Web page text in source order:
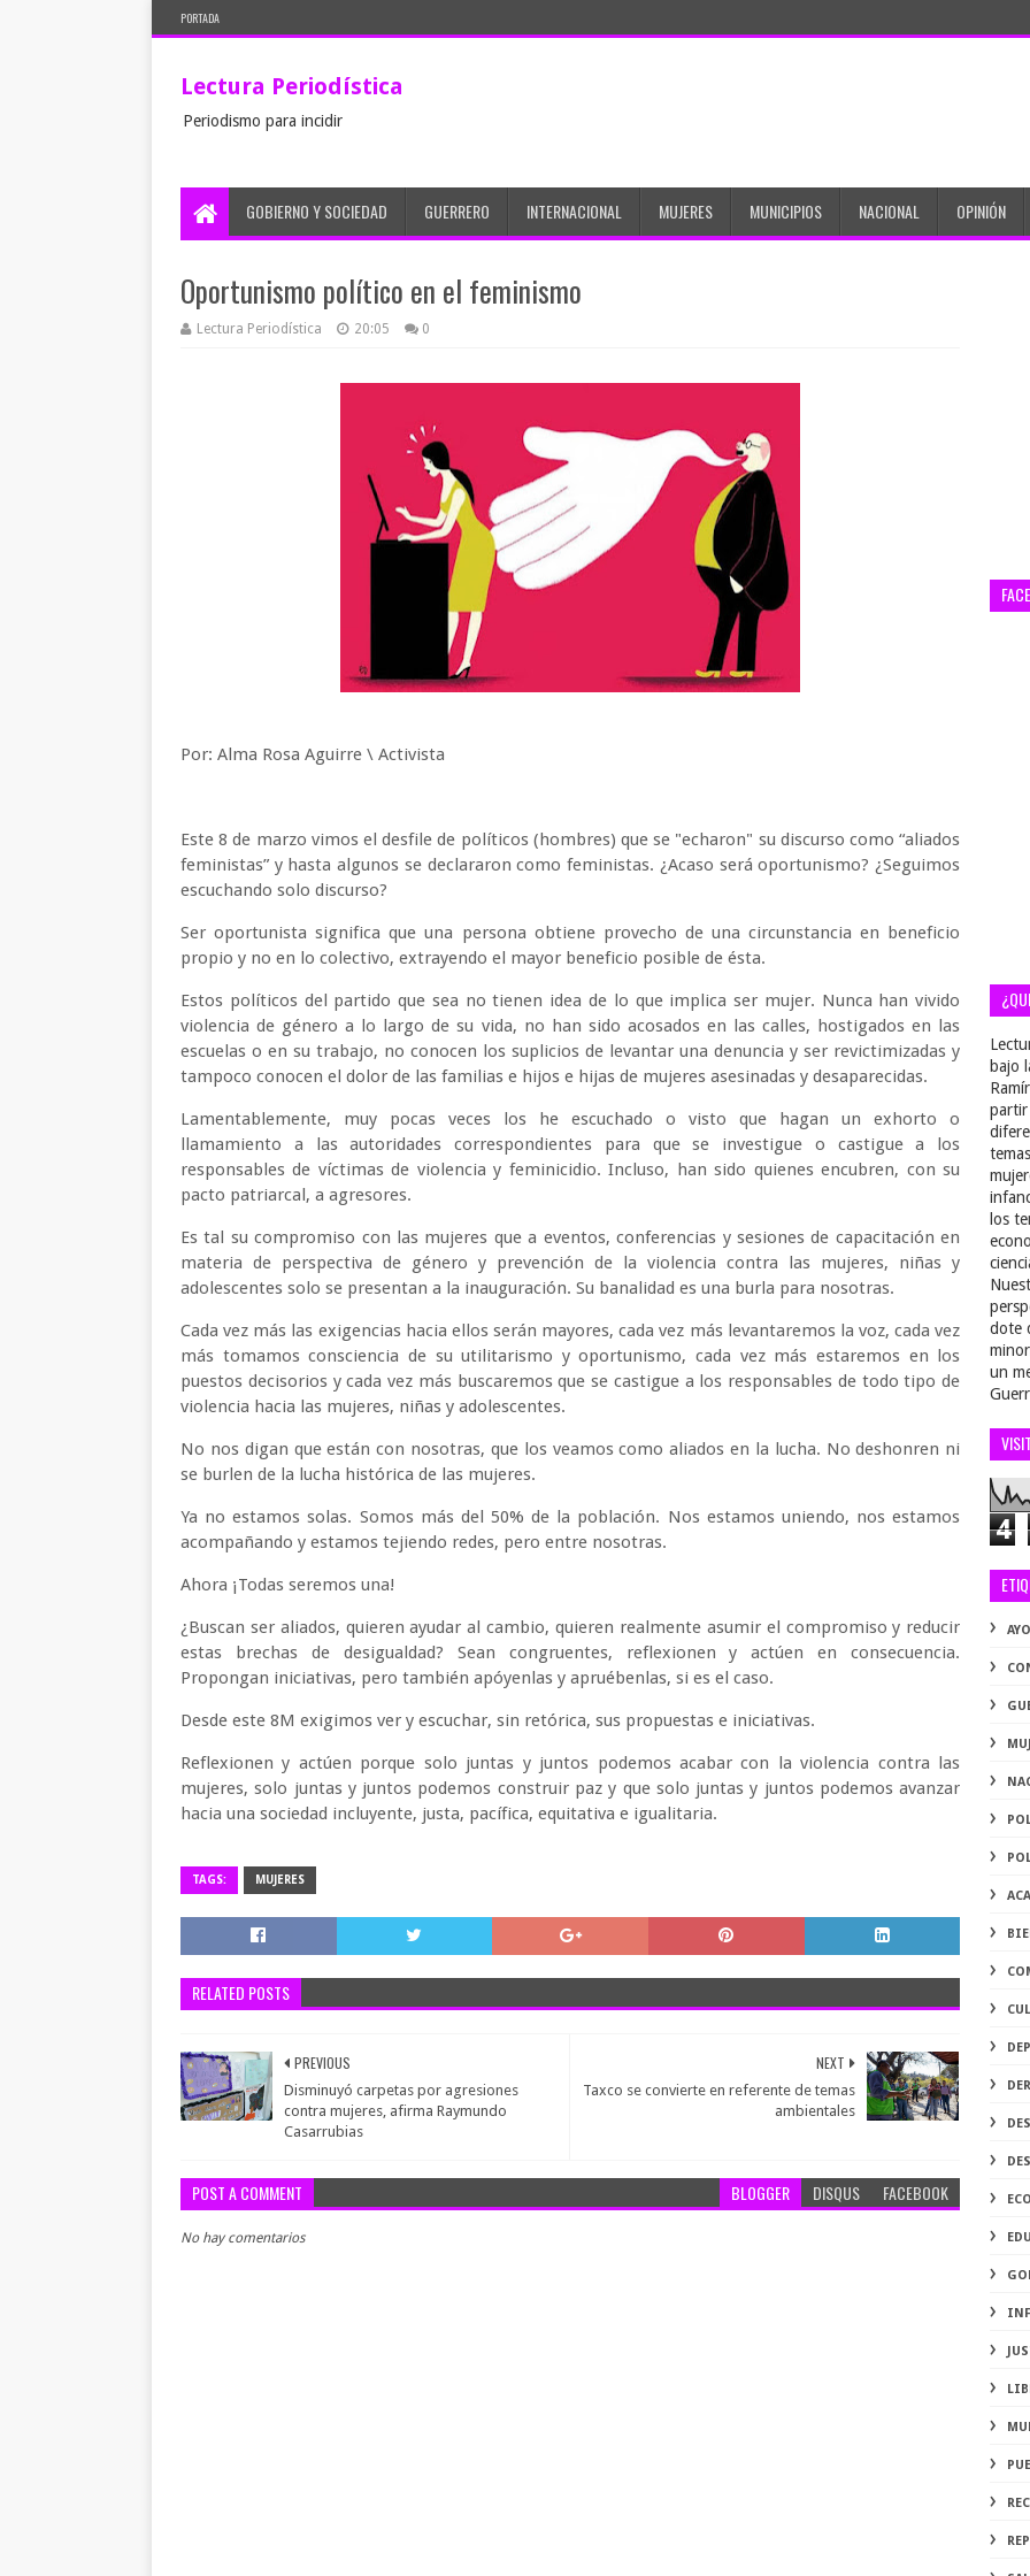
PORTADA
Lectura Periodística
Periodismo para incidir
GOBIERNO Y SOCIEDAD GUERRERO INTERNACIONAL MUJERES MUNICIPIOS NACIONAL OPINIÓN
Oportunismo político en el feminismo
Lectura Periodística 20:05 0
Por: Alma Rosa Aguirre \ Activista
Este 8 de marzo vimos el desfile de políticos (hombres) que se "echaron" su discurso como “aliados
feministas” y hasta algunos se declararon como feministas. ¿Acaso será oportunismo? ¿Seguimos
escuchando solo discurso?
Ser oportunista significa que una persona obtiene provecho de una circunstancia en beneficio
propio y no en lo colectivo, extrayendo el mayor beneficio posible de ésta.
Estos políticos del partido que sea no tienen idea de lo que implica ser mujer. Nunca han vivido
violencia de género a lo largo de su vida, no han sido acosados en las calles, hostigados en las
escuelas o en su trabajo, no conocen los suplicios de levantar una denuncia y ser revictimizadas y
tampoco conocen el dolor de las familias e hijos e hijas de mujeres asesinadas y desaparecidas.
Lamentablemente, muy pocas veces los he escuchado o visto que hagan un exhorto o
llamamiento a las autoridades correspondientes para que se investigue o castigue a los
responsables de víctimas de violencia y feminicidio. Incluso, han sido quienes encubren, con su
pacto patriarcal, a agresores.
Es tal su compromiso con las mujeres que a eventos, conferencias y sesiones de capacitación en
materia de perspectiva de género y prevención de la violencia contra las mujeres, niñas y
adolescentes solo se presentan a la inauguración. Su banalidad es una burla para nosotras.
Cada vez más las exigencias hacia ellos serán mayores, cada vez más levantaremos la voz, cada vez
más tomamos consciencia de su utilitarismo y oportunismo, cada vez más estaremos en los
puestos decisorios y cada vez más buscaremos que se castigue a los responsables de todo tipo de
violencia hacia las mujeres, niñas y adolescentes.
No nos digan que están con nosotras, que los veamos como aliados en la lucha. No deshonren ni
se burlen de la lucha histórica de las mujeres.
Ya no estamos solas. Somos más del 50% de la población. Nos estamos uniendo, nos estamos
acompañando y estamos tejiendo redes, pero entre nosotras.
Ahora ¡Todas seremos una!
¿Buscan ser aliados, quieren ayudar al cambio, quieren realmente asumir el compromiso y reducir
estas brechas de desigualdad? Sean congruentes, reflexionen y actúen en consecuencia.
Propongan iniciativas, pero también apóyenlas y apruébenlas, si es el caso.
Desde este 8M exigimos ver y escuchar, sin retórica, sus propuestas e iniciativas.
Reflexionen y actúen porque solo juntas y juntos podemos acabar con la violencia contra las
mujeres, solo juntas y juntos podemos construir paz y que solo juntas y juntos podemos avanzar
hacia una sociedad incluyente, justa, pacífica, equitativa e igualitaria.
TAGS: MUJERES
RELATED POSTS
NEXT
Taxco se convierte en referente de temas
ambientales
PREVIOUS
Disminuyó carpetas por agresiones
contra mujeres, afirma Raymundo
Casarrubias
POST A COMMENT BLOGGER DISQUS FACEBOOK
No hay comentarios
bajo
partir
los
dote
un
4